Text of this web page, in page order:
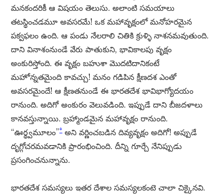
మనకందరికీ ఆ విషయం తెలుసు. అలాంటి సమయాలు
తటస్థించడమూ అవసరమే! ఒక మహావృక్షంలో మనోహరమైన
పక్వఫలం ఉంది. ఆ పండు నేలరాలి చితికి క్రుళ్ళి నాశనమవుతుంది.
దాని వినాశంనుండే వేరు పాతుకుని, భావికాలపు వృక్షం
అంకురిస్తోంది. ఈ వృక్షం బహుశా మొదటిదానికంటే
మహోన్నతమైంది కావచ్చు! మనం గడిపిన క్షీణదశ ఎంతో
అవసరమైందే! ఆ క్షీణతనుండే ఈ భారతదేశ భావిభాగ్యోదయం
రానుంది. అదిగో అంకురం వెలువడింది. ఇప్పుడే దాని బీజదళాలు
కానవస్తున్నాయి. బ్రహ్మాండమైన మహావృక్షం రానుంది.
“ఊర్థ్వమూలం”*అని వర్ణించబడిన దివ్యవృక్షం అదిగో! అప్పుడే
దృగ్గోచరమవడానికి ప్రారంభించింది. దీన్ని గూర్చే నేనిప్పుడు
ప్రసంగించనున్నాను.
భారతదేశ సమస్యలు ఇతర దేశాల సమస్యలకంటె చాలా చిక్కైనవి.